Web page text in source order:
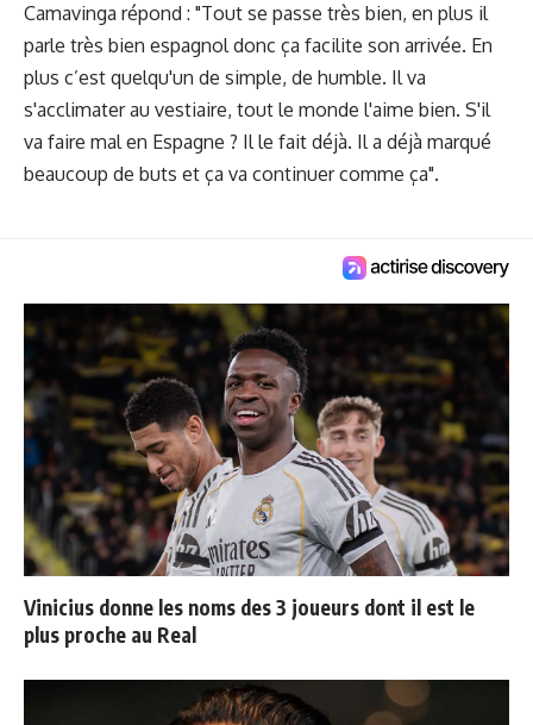
Camavinga répond : "Tout se passe très bien, en plus il
parle très bien espagnol donc ça facilite son arrivée. En
plus c’est quelqu'un de simple, de humble. Il va
s'acclimater au vestiaire, tout le monde l'aime bien. S'il
va faire mal en Espagne ? Il le fait déjà. Il a déjà marqué
beaucoup de buts et ça va continuer comme ça".
Vinicius donne les noms des 3 joueurs dont il est le
plus proche au Real